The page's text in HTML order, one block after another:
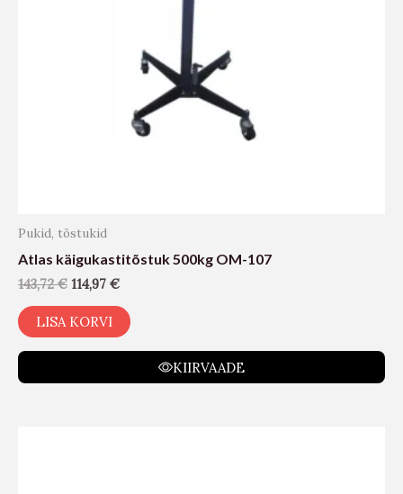
Pukid, tõstukid
Atlas käigukastitõstuk 500kg OM-107
143,72€ 114,97 €
LISA KORVI
KIIRVAADE